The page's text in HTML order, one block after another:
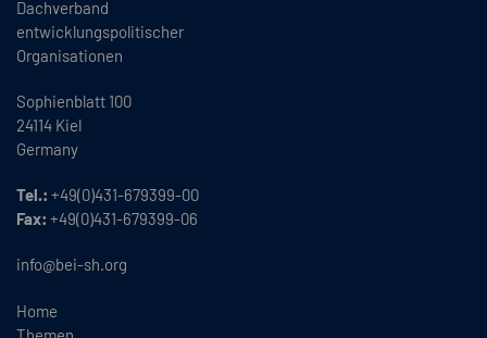
Dachverband
entwicklungspolitischer
Organisationen
Sophienblatt 100
24114 Kiel
Germany
Tel.: +49(0)431-679399-00
Fax: +49(0)431-679399-06
info@bei-sh.org
Home